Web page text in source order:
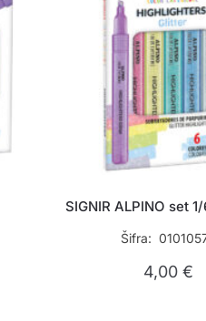
SIGNIR ALPINO set
Šifra:
4,00 €